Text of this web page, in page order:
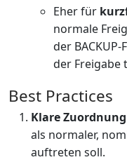
Eher für
normale
der
der Freigabe
Best Practices
Klare Zuordnung
als normaler,
auftreten soll.